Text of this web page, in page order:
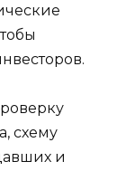
схему
и